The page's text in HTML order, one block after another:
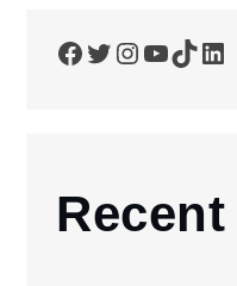
Facebook
Twitter
Instagram
YouTube
TikTok